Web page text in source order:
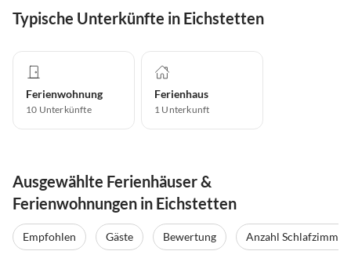
Typische Unterkünfte in Eichstetten
Ferienwohnung
10 Unterkünfte
Ferienhaus
1 Unterkunft
Ausgewählte Ferienhäuser &
Ferienwohnungen in Eichstetten
Empfohlen Gäste Bewertung
Anzahl Schlafzimmer